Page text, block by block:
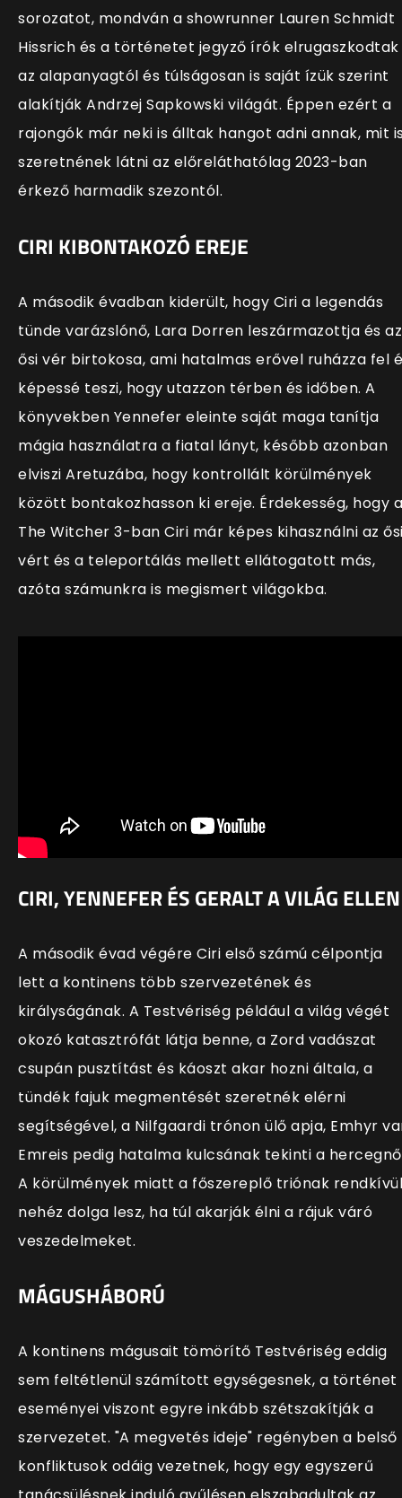
sorozatot, mondván a showrunner Lauren Schmidt
Hissrich és a történetet jegyző írók elrugaszkodtak
az alapanyagtól és túlságosan is saját ízük szerint
alakítják Andrzej Sapkowski világát. Éppen ezért a
rajongók már neki is álltak hangot adni annak, mit
szeretnének látni az előreláthatólag 2023-ban
érkező harmadik szezontól.
CIRI KIBONTAKOZÓ EREJE
A második évadban kiderült, hogy Ciri a legendás
tünde varázslónő, Lara Dorren leszármazottja és az
ősi vér birtokosa, ami hatalmas erővel ruházza fel
képessé teszi, hogy utazzon térben és időben. A
könyvekben Yennefer eleinte saját maga tanítja
mágia használatra a fiatal lányt, később azonban
elviszi Aretuzába, hogy kontrollált körülmények
között bontakozhasson ki ereje. Érdekesség, hogy a
The Witcher 3-ban Ciri már képes kihasználni az
vért és a teleportálás mellett ellátogatott más,
azóta számunkra is megismert világokba.
CIRI, YENNEFER ÉS GERALT A VILÁG ELLEN
A második évad végére Ciri első számú célpontja
lett a kontinens több szervezetének és
királyságának. A Testvériség például a világ végét
okozó katasztrófát látja benne, a Zord vadászat
csupán pusztítást és káoszt akar hozni általa, a
tündék fajuk megmentését szeretnék elérni
segítségével, a Nilfgaardi trónon ülő apja, Emhyr
Emreis pedig hatalma kulcsának tekinti a
A körülmények miatt a főszereplő triónak rendkívül
nehéz dolga lesz, ha túl akarják élni a rájuk váró
veszedelmeket.
MÁGUSHÁBORÚ
A kontinens mágusait tömörítő Testvériség eddig
sem feltétlenül számított egységesnek, a történet
eseményei viszont egyre inkább szétszakítják a
szervezetet. "A megvetés ideje" regényben a belső
konfliktusok odáig vezetnek, hogy egy egyszerű